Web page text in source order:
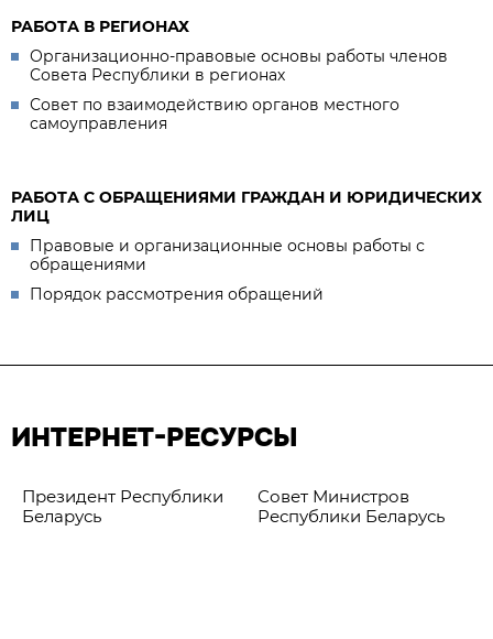
РАБОТА В РЕГИОНАХ
Организационно-правовые основы работы членов
Совета Республики в регионах
Совет по взаимодействию органов местного
самоуправления
РАБОТА С ОБРАЩЕНИЯМИ ГРАЖДАН И ЮРИДИЧЕСКИХ
ЛИЦ
Правовые и организационные основы работы с
обращениями
Порядок рассмотрения обращений
ИНТЕРНЕТ-РЕСУРСЫ
Президент Республики
Беларусь
Совет Министров
Республики Беларусь